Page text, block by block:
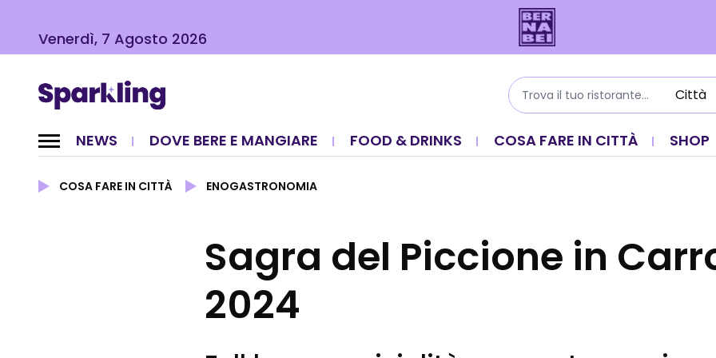
Venerdì, 7 Agosto 2026
NEWS DOVE BERE E MANGIARE FOOD & DRINKS COSA FARE IN CITTÀ SHOP
COSA FARE IN CITTÀ ENOGASTRONOMIA
Sagra del Piccione in
2024